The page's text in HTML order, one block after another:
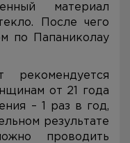
материал
После чего
по Папаниколау
рекомендуется
от 21 года
– 1 раз в год,
результате
проводить